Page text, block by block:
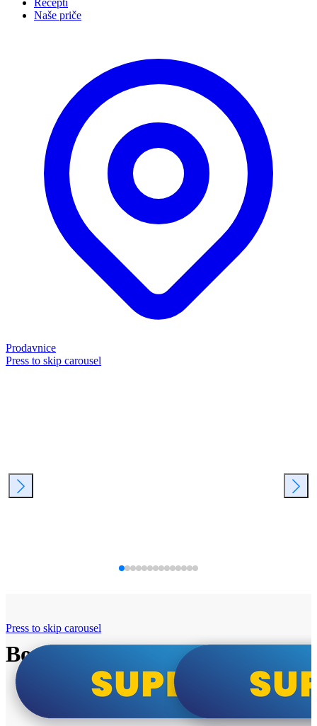
Recepti
Naše priče
Prodavnice
Press to skip carousel
Bosch super cene
Press to skip carousel